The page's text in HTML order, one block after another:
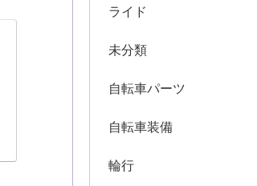
ライド
未分類
自転車パーツ
自転車装備
輪行